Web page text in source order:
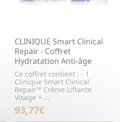
CLINIQUE Smart Clinical
Repair - Coffret
Hydratation Anti-âge
Ce coffret contient : - 1
Clinique Smart Clinical
Repair™ Crème Liftante
Visage + ...
93,77€